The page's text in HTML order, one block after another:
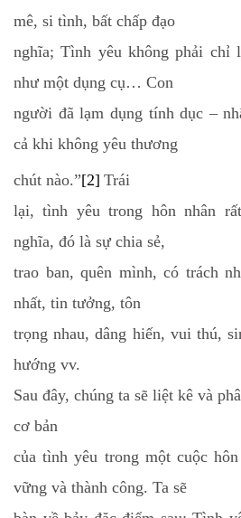
mê, si tình, bất chấp đạo
nghĩa; Tình yêu không phải chỉ
như một dụng cụ… Con
người đã lạm dụng tính dục –
cả khi không yêu thương
chút nào.”[2] Trái
lại, tình yêu trong hôn nhân
nghĩa, đó là sự chia sẻ,
trao ban, quên mình, có trách
nhất, tin tưởng, tôn
trọng nhau, dâng hiến, vui thú,
hướng vv.
Sau đây, chúng ta sẽ liệt kê và
cơ bản
của tình yêu trong một cuộc
vững và thành công. Ta sẽ